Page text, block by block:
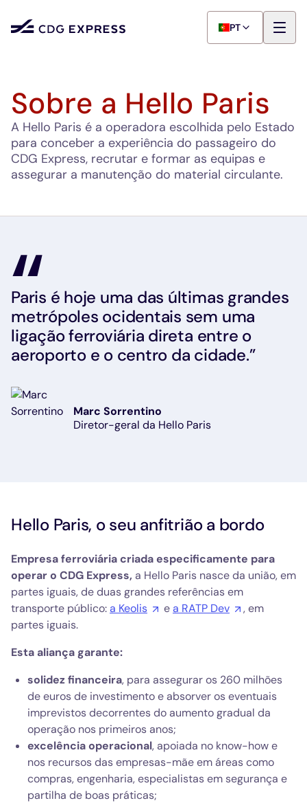
PT
Sobre a Hello Paris
A Hello Paris é a operadora escolhida pelo Estado
para conceber a experiência do passageiro do
CDG Express, recrutar e formar as equipas e
assegurar a manutenção do material circulante.
Paris é hoje uma das últimas grandes
metrópoles ocidentais sem uma
ligação ferroviária direta entre o
aeroporto e o centro da cidade.”
Marc Sorrentino
Diretor-geral da Hello Paris
Hello Paris, o seu anfitrião a bordo
Empresa ferroviária criada especificamente para
operar o CDG Express, a Hello Paris nasce da união, em
partes iguais, de duas grandes referências em
transporte público:a Keolis ea RATP Dev
, em
partes iguais.
Esta aliança garante:
solidez financeira, para assegurar os 260 milhões
de euros de investimento e absorver os eventuais
imprevistos decorrentes do aumento gradual da
operação nos primeiros anos;
excelência operacional, apoiada no know-how e
nos recursos das empresas-mãe em áreas como
compras, engenharia, especialistas em segurança e
partilha de boas práticas;